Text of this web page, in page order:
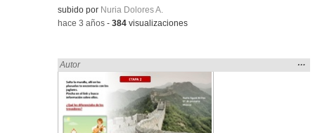
Contenido educativo.
subido por Nuria Dolores A.
-hace 3 años -384 visualizaciones
Encontrado «brillo» en:
Autor
la
…